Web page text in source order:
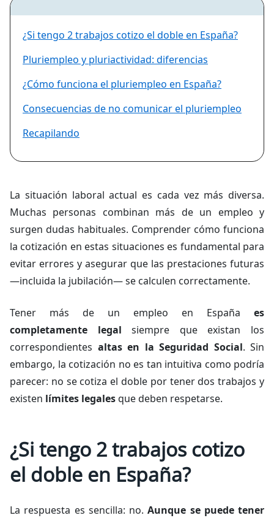
¿Si tengo 2 trabajos cotizo el doble en España?
Pluriempleo y pluriactividad: diferencias
¿Cómo funciona el pluriempleo en España?
Consecuencias de no comunicar el pluriempleo
Recapilando
La situación laboral actual es cada vez más diversa.
Muchas personas combinan más de un empleo y
surgen dudas habituales. Comprender cómo funciona
la cotización en estas situaciones es fundamental para
evitar errores y asegurar que las prestaciones futuras
—incluida la jubilación— se calculen correctamente.
Tener más de un empleo en España es
completamente legal siempre que existan los
correspondientes altas en la Seguridad Social. Sin
embargo, la cotización no es tan intuitiva como podría
parecer: no se cotiza el doble por tener dos trabajos y
existen límites legalesque deben respetarse.
¿Si tengo 2 trabajos cotizo
el doble en España?
La respuesta es sencilla: no. Aunque se puede tener